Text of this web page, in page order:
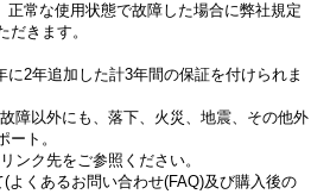
常な使用状態で故障した場合に弊社規定
だきます。
2年追加した計3年間の保証を付けられま
障以外にも、落下、火災、地震、その他外
ート。
ク先をご参照ください。
よくあるお問い合わせ(FAQ)及び購入後の